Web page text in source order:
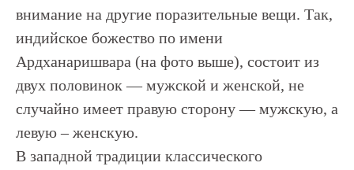
внимание на другие поразительные вещи. Так,
индийское божество по имени
Ардханаришвара (на фото выше), состоит из
двух половинок — мужской и женской, не
случайно имеет правую сторону — мужскую, а
левую – женскую.
В западной традиции классического